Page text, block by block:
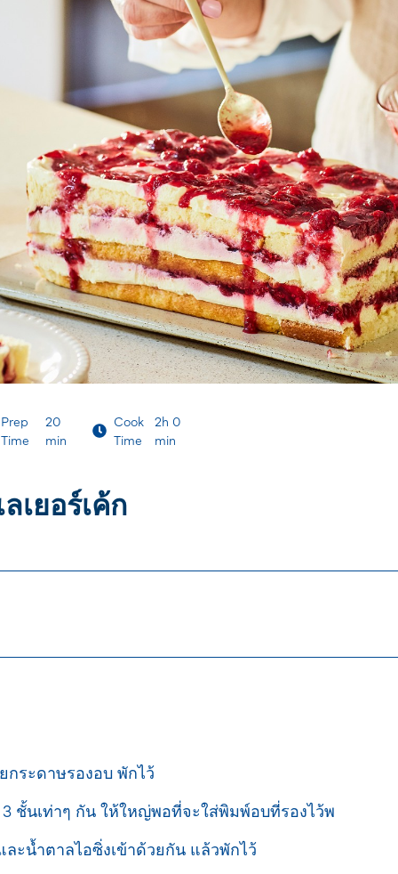
Prep
Time
20
min
Cook
Time
2h 0
min
เยอร์เค้ก
กระดาษรองอบ พักไว้
ชั้นเท่าๆ กัน ให้ใหญ่พอที่จะใส่พิมพ์อบที่รองไว้พ
ละน้ำตาลไอซิ่งเข้าด้วยกัน แล้วพักไว้